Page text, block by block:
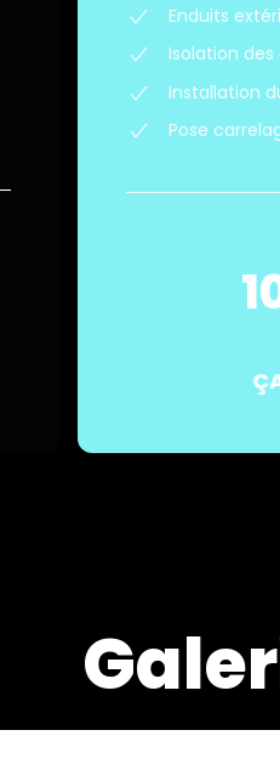
Enduits
Isolation
Installation
Pose